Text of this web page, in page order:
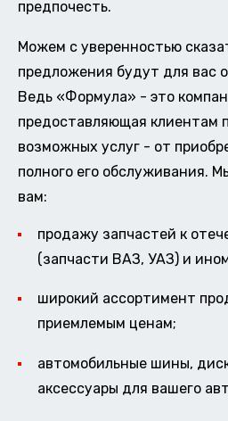
предпочесть.
Можем с уверенностью
предложения будут для вас
Ведь «Формула» - это
предоставляющая клиентам
возможных услуг - от
полного его обслуживания.
вам:
продажу запчастей к
(запчасти ВАЗ, УАЗ) и
широкий ассортимент
приемлемым ценам;
автомобильные шины,
аксессуары для вашего